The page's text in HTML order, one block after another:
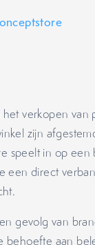
verkopen van
zijn
speelt in op
een direct
gevolg van
behoefte aan